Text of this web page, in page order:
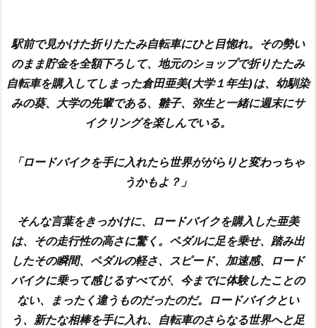
駅前で見かけた折りたたみ自転車にひと目惚れ。その勢い
のまま貯金を全額下ろして、地元のショップで折りたたみ
自転車を購入してしまった倉田亜美(大学１年生)は、幼馴染
みの葵、大学の先輩である、雛子、弥生と一緒に週末にサ
イクリングを楽しんでいる。
「ロードバイクを手に入れたら世界ががらりと変わっちゃ
うかもよ？」
そんな言葉をきっかけに、ロードバイクを購入した亜美
は、その走行性の高さに驚く。ペダルに足を乗せ、踏み出
したその瞬間、ペダルの軽さ、スピード、加速感、ロード
バイクに乗って感じるすべてが、今までに体験したことの
ない、まったく違うものだったのだ。ロードバイクとい
う、新たな相棒を手に入れ、自転車のさらなる世界へと足